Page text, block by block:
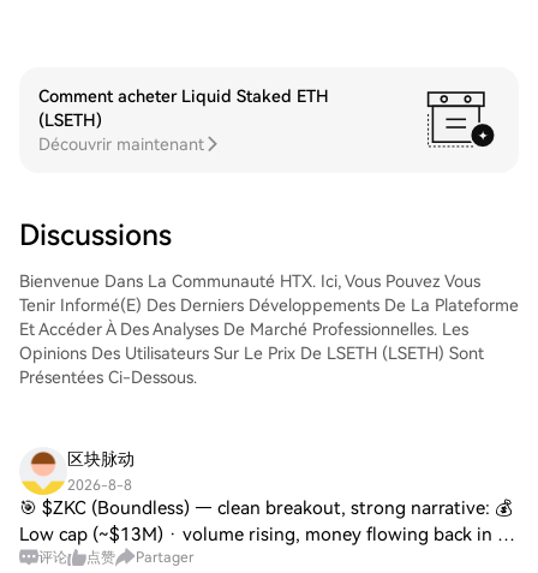
comme aux traders chevronnés.
cryptos.Étape 4 : tradez des QUALCOMM
Incorporated (QCOM)Tradez facilement
QUALCOMM Incorporated (QCOM) sur le
la paire de trading, d'exécuter vos trades
et de les suivre en temps réel. Nous offrons
une expérience conviviale aux débutants
comme aux traders chevronnés.
Comment acheter Liquid Staked ETH
(LSETH)
Découvrir maintenant
Discussions
Bienvenue Dans La Communauté HTX. Ici, Vous Pouvez Vous
Tenir Informé(e) Des Derniers Développements De La Plateforme
Et Accéder À Des Analyses De Marché Professionnelles. Les
Opinions Des Utilisateurs Sur Le Prix De LSETH (LSETH) Sont
Présentées Ci-Dessous.
区块脉动
2026-8-8
🎯 $ZKC (Boundless) — clean breakout, strong narrative: 💰
Low cap (~$13M) · volume rising, money flowing back in 🔐
Universal ZK protocol — verifiable compute across every
评论 点赞 Partager